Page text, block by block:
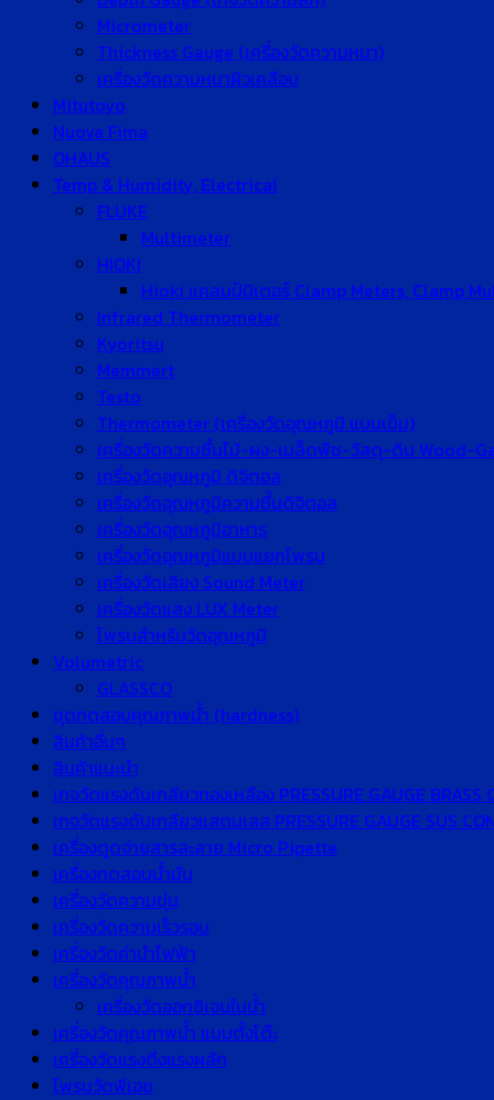
Micrometer
Thickness Gauge (เครื่องวัดความหนา)
เครื่องวัดความหนาผิวเคลือบ
Mitutoyo
Nuova Fima
OHAUS
Temp & Humidity, Electrical
FLUKE
Multimeter
HIOKI
Hioki แคลมป์มิเตอร์ Clamp Meters, Clamp
Infrared Thermometer
Kyoritsu
Memmert
Testo
Thermometer (เครื่องวัดอุณหภูมิ แบบเข็ม)
เครื่องวัดความชื้นไม้-ผง-เมล็ดพืช-วัสดุ-ดิน Wood-
เครื่องวัดอุณหภูมิ ดิจิตอล
เครื่องวัดอุณหภูมิความชื้นดิจิตอล
เครื่องวัดอุณหภูมิอาหาร
เครื่องวัดอุณหภูมิแบบแยกโพรบ
เครื่องวัดเสียง Sound Meter
เครื่องวัดแสง LUX Meter
โพรบสำหรับวัดอุณหภูมิ
Volumetric
GLASSCO
ชุดทดสอบคุณภาพน้ำ (hardness)
สินค้าอื่นๆ
สินค้าแนะนำ
เกจวัดแรงดันเกลียวทองเหลือง PRESSURE GAUGE BRASS
เกจวัดแรงดันเกลียวแสตนเลส PRESSURE GAUGE SUS
เครื่องดูดจ่ายสารละลาย Micro Pipette
เครื่องทดสอบน้ำมัน
เครื่องวัดความขุ่น
เครื่องวัดความเร็วรอบ
เครื่องวัดค่านำไฟฟ้า
เครื่องวัดคุณภาพน้ำ
เครื่องวัดออกซิเจนในน้ำ
เครื่องวัดคุณภาพน้ำ แบบตั้งโต๊ะ
เครื่องวัดแรงดึงแรงผลัก
โพรบวัดพีเอช